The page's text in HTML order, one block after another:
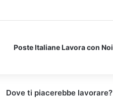
Poste Italiane Lavora con Noi
Dove ti piacerebbe lavorare?